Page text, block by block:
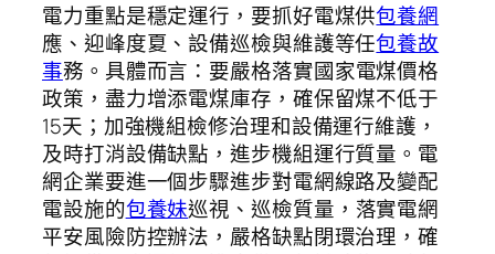
電力重點是穩定運行，要抓好電煤供包養網
應、迎峰度夏、設備巡檢與維護等任包養故
事務。具體而言：要嚴格落實國家電煤價格
政策，盡力增添電煤庫存，確保留煤不低于
15天；加強機組檢修治理和設備運行維護，
及時打消設備缺點，進步機組運行質量。電
網企業要進一個步驟進步對電網線路及變配
電設施的包養妹巡視、巡檢質量，落實電網
平安風險防控辦法，嚴格缺點閉環治理，確